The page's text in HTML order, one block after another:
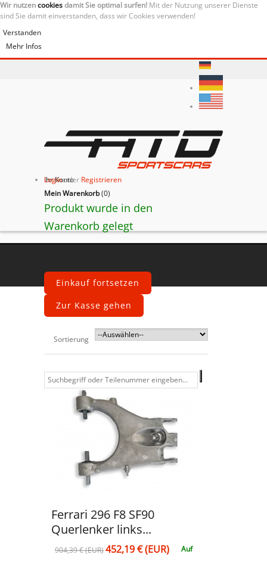
Wir nutzencookiesdamit Sie optimal surfen! Mit der Nutzung unserer Dienste
sind Sie damit einverstanden, dass wir Cookies verwenden!
Verstanden
Mehr Infos
Ihr Konto
Loginoder Registrieren
Mein Warenkorb(0)
Produkt wurde in den
Warenkorb gelegt
Einkauf fortsetzen
Zur Kasse gehen
Querlenker
Sortierung
Ferrari 296 F8 SF90
Querlenker links...
904,39 € (EUR)452,19 € (EUR) Auf